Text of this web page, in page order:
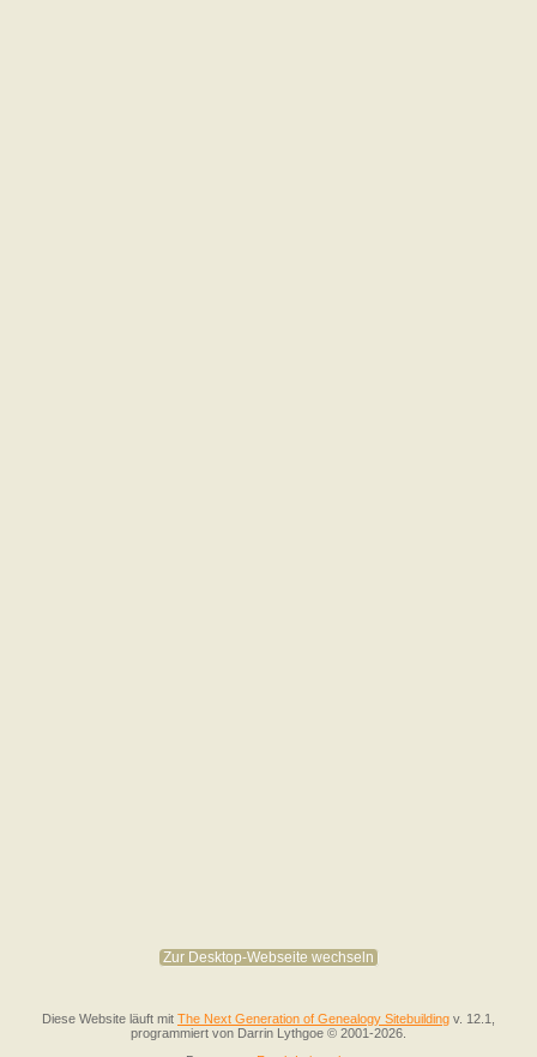
Zur Desktop-Webseite wechseln
Diese Website läuft mit The Next Generation of Genealogy Sitebuilding v. 12.1,
programmiert von Darrin Lythgoe © 2001-2026.